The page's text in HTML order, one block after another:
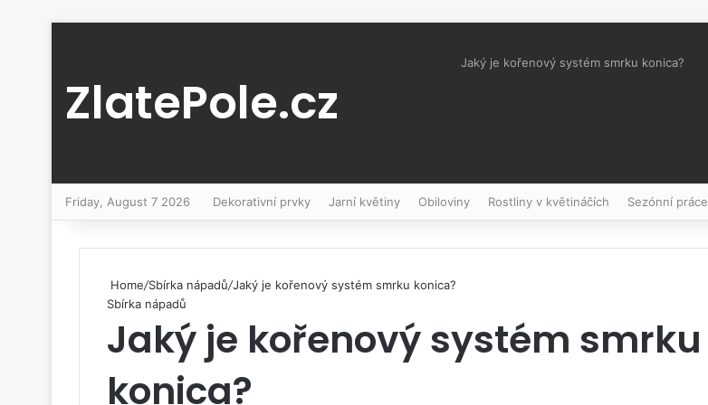
ZlatePole.cz
Jaký je kořenový systém smrku konica?
Friday, August 7 2026 Dekorativní prvky Jarní květiny Obiloviny Rostliny v květináčích Sezónní práce
Home/Sbírka nápadů/Jaký je kořenový systém smrku konica?
Sbírka nápadů
Jaký je kořenový systém smrku
konica?